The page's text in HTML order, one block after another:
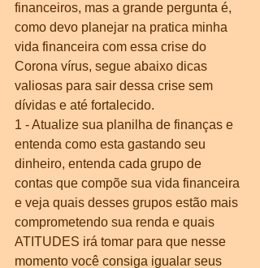
financeiros, mas a grande pergunta é,
como devo planejar na pratica minha
vida financeira com essa crise do
Corona vírus, segue abaixo dicas
valiosas para sair dessa crise sem
dívidas e até fortalecido.
1 - Atualize sua planilha de finanças e
entenda como esta gastando seu
dinheiro, entenda cada grupo de
contas que compõe sua vida financeira
e veja quais desses grupos estão mais
comprometendo sua renda e quais
ATITUDES irá tomar para que nesse
momento você consiga igualar seus